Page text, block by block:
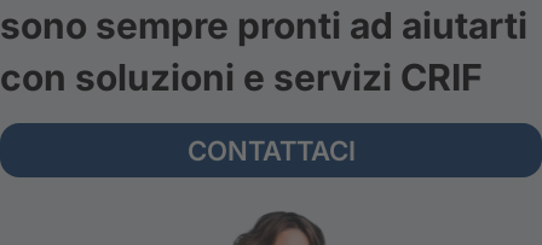
sono sempre pronti ad aiutarti
con soluzioni e servizi CRIF
CONTATTACI